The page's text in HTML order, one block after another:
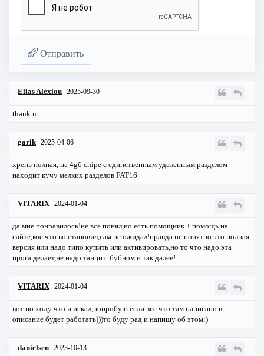
Отправить
Elias Alexiou 2025-09-30
thank u
garik 2025-04-06
хрень полная, на 4gб chipe с единственным удаленным разделом
находит кучу мелких разделов FAT16
VITARIX 2024-01-04
да мне понравилось!не все понял,но есть помощник + помощь на
сайте,кое что во становил,сам не ожидал!правда не понятно это полная
версия или надо типо купить или активировать,но то что надо эта
прога делает,не надо танци с бубном и так далее!
VITARIX 2024-01-04
вот по ходу что и искал,попробую если все что там написано в
описание будет работать)))то буду рад и напишу об этом:)
danielsen 2023-10-13